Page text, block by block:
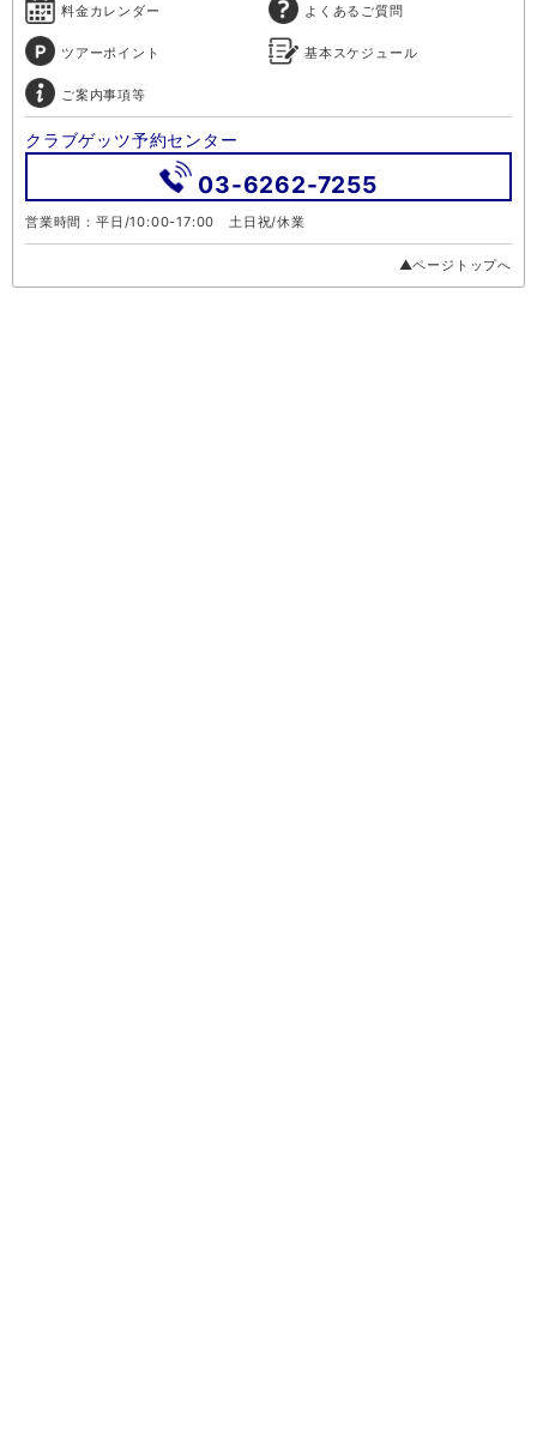
料金カレンダー よくあるご質問
ツアーポイント 基本スケジュール
ご案内事項等
クラブゲッツ予約センター
03-6262-7255
営業時間：平日/10:00-17:00 土日祝/休業
▲ページトップへ